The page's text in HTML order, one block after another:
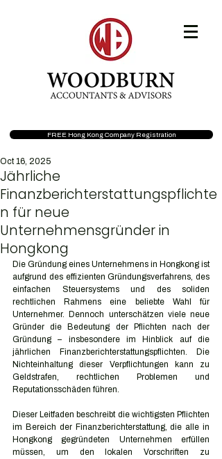
FREE Hong Kong Company Registration
Jährliche
Finanzberichterstattungspflichte
n für neue
Unternehmensgründer in
Hongkong
Oct 16, 2025
Die Gründung eines Unternehmens in Hongkong ist
aufgrund des effizienten Gründungsverfahrens, des
einfachen Steuersystems und des soliden
rechtlichen Rahmens eine beliebte Wahl für
Unternehmer. Dennoch unterschätzen viele neue
Gründer die Bedeutung der Pflichten nach der
Gründung – insbesondere im Hinblick auf die
jährlichen Finanzberichterstattungspflichten. Die
Nichteinhaltung dieser Verpflichtungen kann zu
Geldstrafen, rechtlichen Problemen und
Reputationsschäden führen.
Dieser Leitfaden beschreibt die wichtigsten Pflichten
im Bereich der Finanzberichterstattung, die alle in
Hongkong gegründeten Unternehmen erfüllen
müssen, um den lokalen Vorschriften zu